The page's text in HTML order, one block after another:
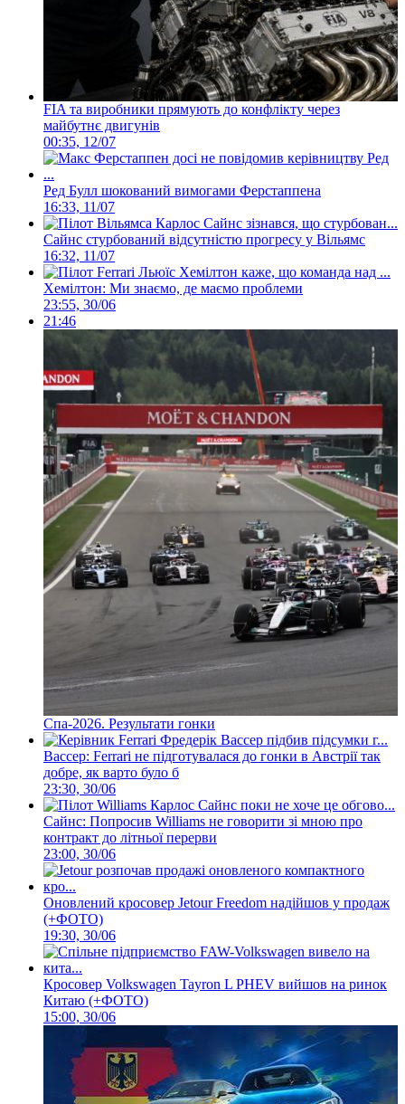
FIA та виробники прямують до конфлікту через
майбутнє двигунів
00:35, 12/07
Ред Булл шокований вимогами Ферстаппена
16:33, 11/07
Сайнс стурбований відсутністю прогресу у Вільямс
16:32, 11/07
Хемілтон: Ми знаємо, де маємо проблеми
23:55, 30/06
21:46
Спа-2026. Результати гонки
Вассер: Ferrari не підготувалася до гонки в Австрії так
добре, як варто було б
23:30, 30/06
Сайнс: Попросив Williams не говорити зі мною про
контракт до літньої перерви
23:00, 30/06
Оновлений кросовер Jetour Freedom надійшов у продаж
(+ФОТО)
19:30, 30/06
Кросовер Volkswagen Tayron L PHEV вийшов на ринок
Китаю (+ФОТО)
15:00, 30/06